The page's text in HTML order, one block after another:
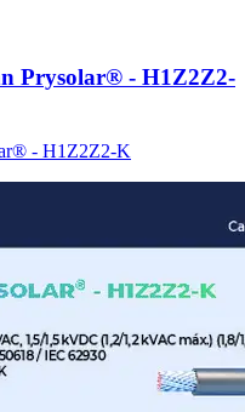
Prysolar® - H1Z2Z2-
- H1Z2Z2-K